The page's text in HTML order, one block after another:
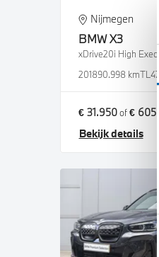
Nijmegen
BMW X3
xDrive20i High
201890.998 km
€ 31.950of€ 605
Bekijk details